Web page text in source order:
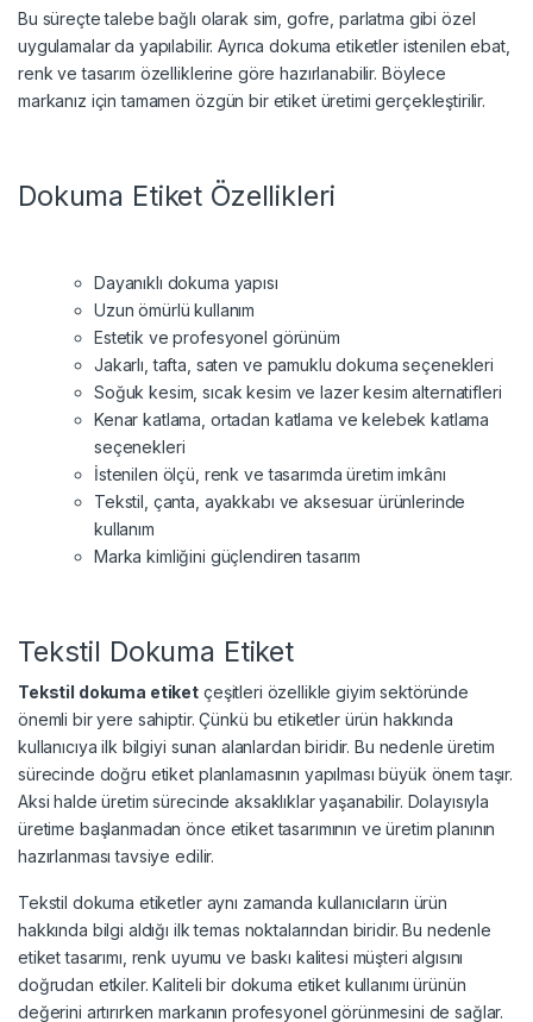
Bu süreçte talebe bağlı olarak sim, gofre, parlatma gibi özel
uygulamalar da yapılabilir. Ayrıca dokuma etiketler istenilen ebat,
renk ve tasarım özelliklerine göre hazırlanabilir. Böylece
markanız için tamamen özgün bir etiket üretimi gerçekleştirilir.
Dokuma Etiket Özellikleri
Dayanıklı dokuma yapısı
Uzun ömürlü kullanım
Estetik ve profesyonel görünüm
Jakarlı, tafta, saten ve pamuklu dokuma seçenekleri
Soğuk kesim, sıcak kesim ve lazer kesim alternatifleri
Kenar katlama, ortadan katlama ve kelebek katlama
seçenekleri
İstenilen ölçü, renk ve tasarımda üretim imkânı
Tekstil, çanta, ayakkabı ve aksesuar ürünlerinde
kullanım
Marka kimliğini güçlendiren tasarım
Tekstil Dokuma Etiket
Tekstil dokuma etiket çeşitleri özellikle giyim sektöründe
önemli bir yere sahiptir. Çünkü bu etiketler ürün hakkında
kullanıcıya ilk bilgiyi sunan alanlardan biridir. Bu nedenle üretim
sürecinde doğru etiket planlamasının yapılması büyük önem taşır.
Aksi halde üretim sürecinde aksaklıklar yaşanabilir. Dolayısıyla
üretime başlanmadan önce etiket tasarımının ve üretim planının
hazırlanması tavsiye edilir.
Tekstil dokuma etiketler aynı zamanda kullanıcıların ürün
hakkında bilgi aldığı ilk temas noktalarından biridir. Bu nedenle
etiket tasarımı, renk uyumu ve baskı kalitesi müşteri algısını
doğrudan etkiler. Kaliteli bir dokuma etiket kullanımı ürünün
değerini artırırken markanın profesyonel görünmesini de sağlar.